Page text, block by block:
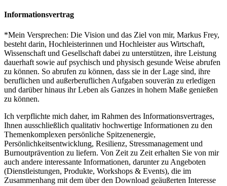
Informationsvertrag
*Mein Versprechen: Die Vision und das Ziel von mir, Markus Frey,
besteht darin, Hochleisterinnen und Hochleister aus Wirtschaft,
Wissenschaft und Gesellschaft dabei zu unterstützen, ihre Leistung
dauerhaft sowie auf psychisch und physisch gesunde Weise abrufen
zu können. So abrufen zu können, dass sie in der Lage sind, ihre
beruflichen und außerberuflichen Aufgaben souverän zu erledigen
und darüber hinaus ihr Leben als Ganzes in hohem Maße genießen
zu können.
Ich verpflichte mich daher, im Rahmen des Informationsvertrages,
Ihnen ausschließlich qualitativ hochwertige Informationen zu den
Themenkomplexen persönliche Spitzenenergie,
Persönlichkeitsentwicklung, Resilienz, Stressmanagement und
Burnoutprävention zu liefern. Von Zeit zu Zeit erhalten Sie von mir
auch andere interessante Informationen, darunter zu Angeboten
(Dienstleistungen, Produkte, Workshops & Events), die im
Zusammenhang mit dem über den Download geäußerten Interesse